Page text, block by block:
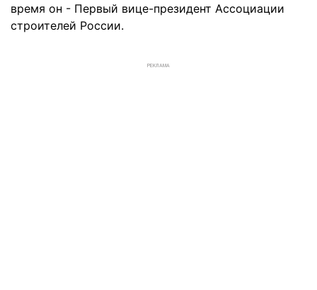
время он - Первый вице-президент Ассоциации
строителей России.
РЕКЛАМА